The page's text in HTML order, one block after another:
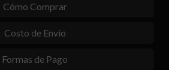
Cómo Comprar
Costo de Envío
Formas de Pago